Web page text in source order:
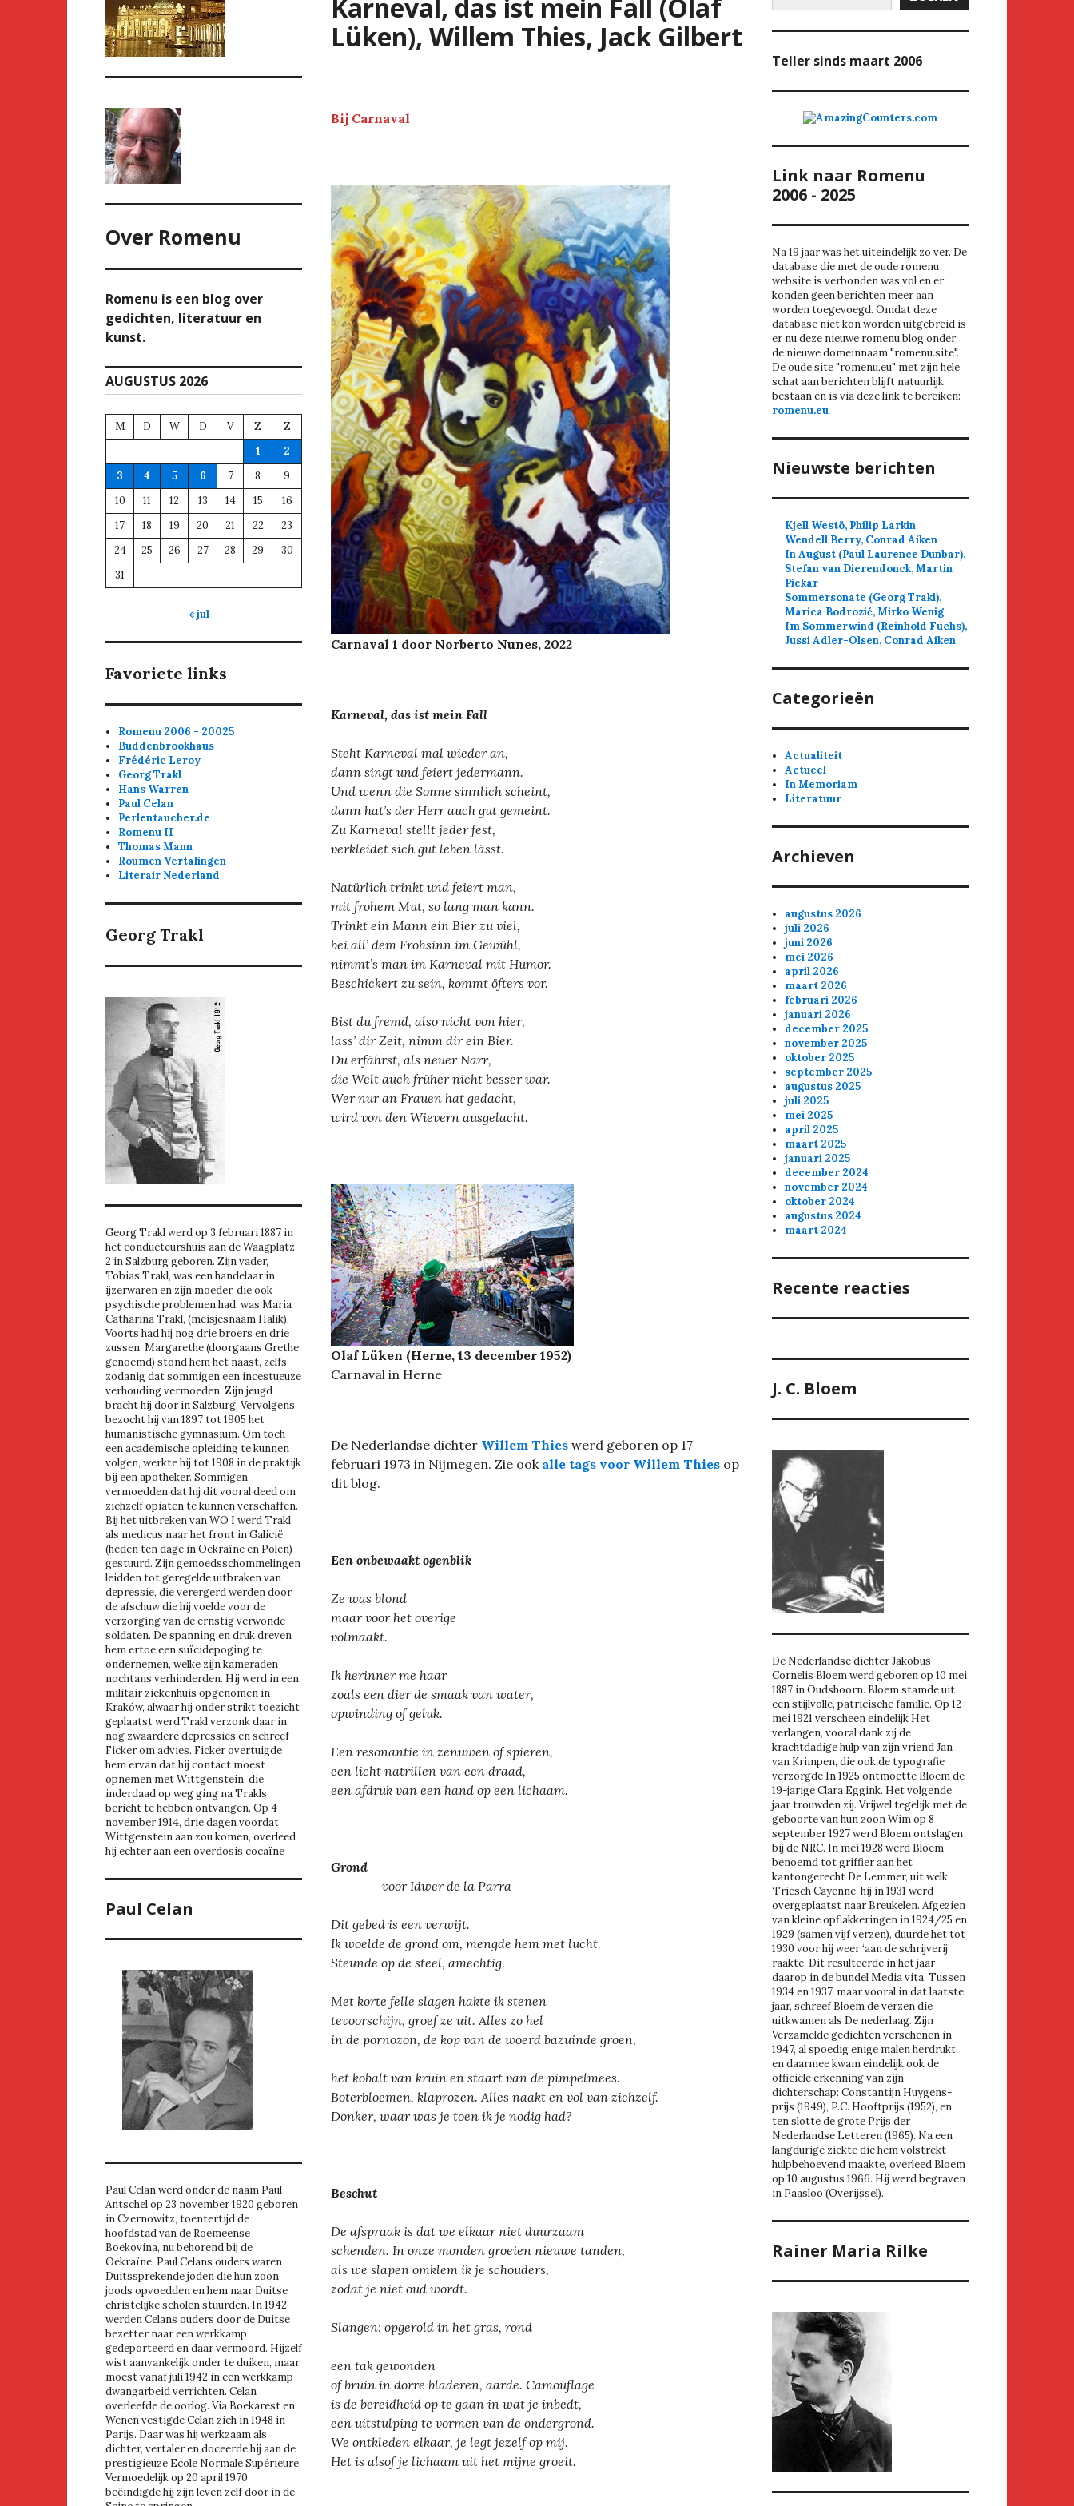
Karneval, das ist mein Fall (Olaf
Lüken), Willem Thies, Jack Gilbert
Bij Carnaval
Carnaval 1 door Norberto Nunes, 2022
Karneval, das ist mein Fall
Steht Karneval mal wieder an,
dann singt und feiert jedermann.
Und wenn die Sonne sinnlich scheint,
dann hat’s der Herr auch gut gemeint.
Zu Karneval stellt jeder fest,
verkleidet sich gut leben lässt.
Natürlich trinkt und feiert man,
mit frohem Mut, so lang man kann.
Trinkt ein Mann ein Bier zu viel,
bei all’ dem Frohsinn im Gewühl,
nimmt’s man im Karneval mit Humor.
Beschickert zu sein, kommt öfters vor.
Bist du fremd, also nicht von hier,
lass’ dir Zeit, nimm dir ein Bier.
Du erfährst, als neuer Narr,
die Welt auch früher nicht besser war.
Wer nur an Frauen hat gedacht,
wird von den Wievern ausgelacht.
Olaf Lüken (Herne, 13 december 1952)
Carnaval in Herne
De Nederlandse dichter Willem Thies werd geboren op 17
februari 1973 in Nijmegen. Zie ook alle tags voor Willem Thies op
dit blog.
Een onbewaakt ogenblik
Ze was blond
maar voor het overige
volmaakt.
Ik herinner me haar
zoals een dier de smaak van water,
opwinding of geluk.
Een resonantie in zenuwen of spieren,
een licht natrillen van een draad,
een afdruk van een hand op een lichaam.
Grond
voor Idwer de la Parra
Dit gebed is een verwijt.
Ik woelde de grond om, mengde hem met lucht.
Steunde op de steel, amechtig.
Met korte felle slagen hakte ik stenen
tevoorschijn, groef ze uit. Alles zo hel
in de pornozon, de kop van de woerd bazuinde groen,
het kobalt van kruin en staart van de pimpelmees.
Boterbloemen, klaprozen. Alles naakt en vol van zichzelf.
Donker, waar was je toen ik je nodig had?
Beschut
De afspraak is dat we elkaar niet duurzaam
schenden. In onze monden groeien nieuwe tanden,
als we slapen omklem ik je schouders,
zodat je niet oud wordt.
Slangen: opgerold in het gras, rond
een tak gewonden
of bruin in dorre bladeren, aarde. Camouflage
is de bereidheid op te gaan in wat je inbedt,
een uitstulping te vormen van de ondergrond.
We ontkleden elkaar, je legt jezelf op mij.
Het is alsof je lichaam uit het mijne groeit.
Over Romenu
Romenu is een blog over
gedichten, literatuur en
kunst.
AUGUSTUS 2026
M D W D V Z
Z
1
2
3
4 5 6 7 8
9
10
11 12 13 14 15
16
17
18 19 20 21 22
23
24
25 26 27 28 29
30
31
« jul
Favoriete links
Romenu 2006 - 20025
Buddenbrookhaus
Frédéric Leroy
Georg Trakl
Hans Warren
Paul Celan
Perlentaucher.de
Romenu II
Thomas Mann
Roumen Vertalingen
Literair Nederland
Georg Trakl
Georg Trakl werd op 3 februari 1887 in
het conducteurshuis aan de Waagplatz
2 in Salzburg geboren. Zijn vader,
Tobias Trakl, was een handelaar in
ijzerwaren en zijn moeder, die ook
psychische problemen had, was Maria
Catharina Trakl, (meisjesnaam Halik).
Voorts had hij nog drie broers en drie
zussen. Margarethe (doorgaans Grethe
genoemd) stond hem het naast, zelfs
zodanig dat sommigen een incestueuze
verhouding vermoeden. Zijn jeugd
bracht hij door in Salzburg. Vervolgens
bezocht hij van 1897 tot 1905 het
humanistische gymnasium. Om toch
een academische opleiding te kunnen
volgen, werkte hij tot 1908 in de praktijk
bij een apotheker. Sommigen
vermoedden dat hij dit vooral deed om
zichzelf opiaten te kunnen verschaffen.
Bij het uitbreken van WO I werd Trakl
als medicus naar het front in Galicië
(heden ten dage in Oekraïne en Polen)
gestuurd. Zijn gemoedsschommelingen
leidden tot geregelde uitbraken van
depressie, die verergerd werden door
de afschuw die hij voelde voor de
verzorging van de ernstig verwonde
soldaten. De spanning en druk dreven
hem ertoe een suïcidepoging te
ondernemen, welke zijn kameraden
nochtans verhinderden. Hij werd in een
militair ziekenhuis opgenomen in
Kraków, alwaar hij onder strikt toezicht
geplaatst werd.Trakl verzonk daar in
nog zwaardere depressies en schreef
Ficker om advies. Ficker overtuigde
hem ervan dat hij contact moest
opnemen met Wittgenstein, die
inderdaad op weg ging na Trakls
bericht te hebben ontvangen. Op 4
november 1914, drie dagen voordat
Wittgenstein aan zou komen, overleed
hij echter aan een overdosis cocaïne
Paul Celan
Paul Celan werd onder de naam Paul
Antschel op 23 november 1920 geboren
in Czernowitz, toentertijd de
hoofdstad van de Roemeense
Boekovina, nu behorend bij de
Oekraïne. Paul Celans ouders waren
Duitssprekende joden die hun zoon
joods opvoedden en hem naar Duitse
christelijke scholen stuurden. In 1942
werden Celans ouders door de Duitse
bezetter naar een werkkamp
gedeporteerd en daar vermoord. Hijzelf
wist aanvankelijk onder te duiken, maar
moest vanaf juli 1942 in een werkkamp
dwangarbeid verrichten. Celan
overleefde de oorlog. Via Boekarest en
Wenen vestigde Celan zich in 1948 in
Parijs. Daar was hij werkzaam als
dichter, vertaler en doceerde hij aan de
prestigieuze Ecole Normale Supérieure.
Vermoedelijk op 20 april 1970
beëindigde hij zijn leven zelf door in de
Teller sinds maart 2006
Link naar Romenu
2006 - 2025
Na 19 jaar was het uiteindelijk zo ver. De
database die met de oude romenu
website is verbonden was vol en er
konden geen berichten meer aan
worden toegevoegd. Omdat deze
database niet kon worden uitgebreid is
er nu deze nieuwe romenu blog onder
de nieuwe domeinnaam "romenu.site".
De oude site "romenu.eu" met zijn hele
schat aan berichten blijft natuurlijk
bestaan en is via deze link te bereiken:
romenu.eu
Nieuwste berichten
Kjell Westö, Philip Larkin
Wendell Berry, Conrad Aiken
In August (Paul Laurence Dunbar),
Stefan van Dierendonck, Martin
Piekar
Sommersonate (Georg Trakl),
Marica Bodrozić, Mirko Wenig
Im Sommerwind (Reinhold Fuchs),
Jussi Adler-Olsen, Conrad Aiken
Categorieën
Actualiteit
Actueel
In Memoriam
Literatuur
Archieven
augustus 2026
juli 2026
juni 2026
mei 2026
april 2026
maart 2026
februari 2026
januari 2026
december 2025
november 2025
oktober 2025
september 2025
augustus 2025
juli 2025
mei 2025
april 2025
maart 2025
januari 2025
december 2024
november 2024
oktober 2024
augustus 2024
maart 2024
Recente reacties
J. C. Bloem
De Nederlandse dichter Jakobus
Cornelis Bloem werd geboren op 10 mei
1887 in Oudshoorn. Bloem stamde uit
een stijlvolle, patricische familie. Op 12
mei 1921 verscheen eindelijk Het
verlangen, vooral dank zij de
krachtdadige hulp van zijn vriend Jan
van Krimpen, die ook de typografie
verzorgde In 1925 ontmoette Bloem de
19-jarige Clara Eggink. Het volgende
jaar trouwden zij. Vrijwel tegelijk met de
geboorte van hun zoon Wim op 8
september 1927 werd Bloem ontslagen
bij de NRC. In mei 1928 werd Bloem
benoemd tot griffier aan het
kantongerecht De Lemmer, uit welk
‘Friesch Cayenne’ hij in 1931 werd
overgeplaatst naar Breukelen. Afgezien
van kleine opflakkeringen in 1924/25 en
1929 (samen vijf verzen), duurde het tot
1930 voor hij weer ‘aan de schrijverij’
raakte. Dit resulteerde in het jaar
daarop in de bundel Media vita. Tussen
1934 en 1937, maar vooral in dat laatste
jaar, schreef Bloem de verzen die
uitkwamen als De nederlaag. Zijn
Verzamelde gedichten verschenen in
1947, al spoedig enige malen herdrukt,
en daarmee kwam eindelijk ook de
officiële erkenning van zijn
dichterschap: Constantijn Huygens-
prijs (1949), P.C. Hooftprijs (1952), en
ten slotte de grote Prijs der
Nederlandse Letteren (1965). Na een
langdurige ziekte die hem volstrekt
hulpbehoevend maakte, overleed Bloem
op 10 augustus 1966. Hij werd begraven
in Paasloo (Overijssel).
Rainer Maria Rilke